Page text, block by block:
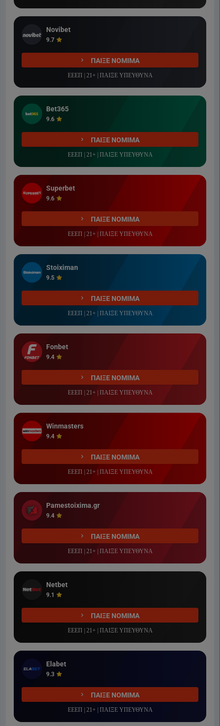
Novibet
9.7
ΠΑΙΞΕ ΝΟΜΙΜΑ
ΕΕΕΠ | 21+ | ΠΑΙΞΕ ΥΠΕΥΘΥΝΑ
Bet365
9.6
ΠΑΙΞΕ ΝΟΜΙΜΑ
ΕΕΕΠ | 21+ | ΠΑΙΞΕ ΥΠΕΥΘΥΝΑ
Superbet
9.6
ΠΑΙΞΕ ΝΟΜΙΜΑ
ΕΕΕΠ | 21+ | ΠΑΙΞΕ ΥΠΕΥΘΥΝΑ
Stoiximan
9.5
ΠΑΙΞΕ ΝΟΜΙΜΑ
ΕΕΕΠ | 21+ | ΠΑΙΞΕ ΥΠΕΥΘΥΝΑ
Fonbet
9.4
ΠΑΙΞΕ ΝΟΜΙΜΑ
ΕΕΕΠ | 21+ | ΠΑΙΞΕ ΥΠΕΥΘΥΝΑ
Winmasters
9.4
ΠΑΙΞΕ ΝΟΜΙΜΑ
ΕΕΕΠ | 21+ | ΠΑΙΞΕ ΥΠΕΥΘΥΝΑ
Pamestoixima.gr
9.4
ΠΑΙΞΕ ΝΟΜΙΜΑ
ΕΕΕΠ | 21+ | ΠΑΙΞΕ ΥΠΕΥΘΥΝΑ
Netbet
9.1
ΠΑΙΞΕ ΝΟΜΙΜΑ
ΕΕΕΠ | 21+ | ΠΑΙΞΕ ΥΠΕΥΘΥΝΑ
Elabet
9.3
ΠΑΙΞΕ ΝΟΜΙΜΑ
ΕΕΕΠ | 21+ | ΠΑΙΞΕ ΥΠΕΥΘΥΝΑ